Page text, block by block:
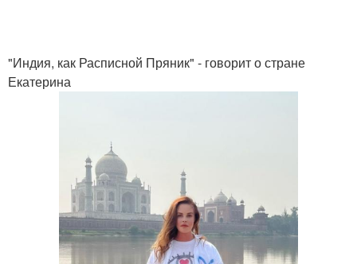
"Индия, как Расписной Пряник" - говорит о стране
Екатерина